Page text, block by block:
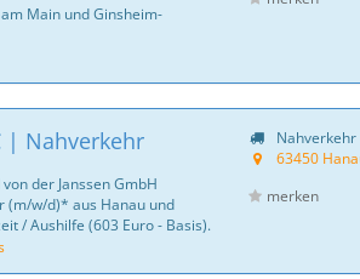
Main und Ginsheim-
| Nahverkehr
der Janssen GmbH
(m/w/d)* aus Hanau und
/ Aushilfe (603 Euro - Basis).
Nahverkehr
63450
merken